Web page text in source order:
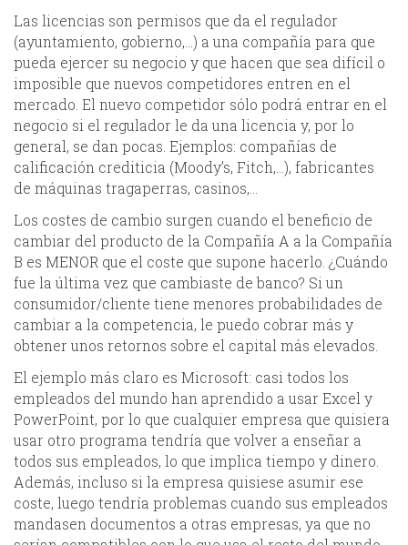
Las licencias son permisos que da el regulador
(ayuntamiento, gobierno,…) a una compañía para que
pueda ejercer su negocio y que hacen que sea difícil o
imposible que nuevos competidores entren en el
mercado. El nuevo competidor sólo podrá entrar en el
negocio si el regulador le da una licencia y, por lo
general, se dan pocas. Ejemplos: compañías de
calificación crediticia (Moody’s, Fitch,…), fabricantes
de máquinas tragaperras, casinos,…
Los costes de cambio surgen cuando el beneficio de
cambiar del producto de la Compañía A a la Compañía
B es MENOR que el coste que supone hacerlo. ¿Cuándo
fue la última vez que cambiaste de banco? Si un
consumidor/cliente tiene menores probabilidades de
cambiar a la competencia, le puedo cobrar más y
obtener unos retornos sobre el capital más elevados.
El ejemplo más claro es Microsoft: casi todos los
empleados del mundo han aprendido a usar Excel y
PowerPoint, por lo que cualquier empresa que quisiera
usar otro programa tendría que volver a enseñar a
todos sus empleados, lo que implica tiempo y dinero.
Además, incluso si la empresa quisiese asumir ese
coste, luego tendría problemas cuando sus empleados
mandasen documentos a otras empresas, ya que no